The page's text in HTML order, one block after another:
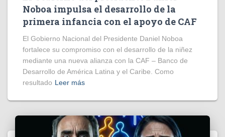
Noboa impulsa el desarrollo de la
primera infancia con el apoyo de CAF
El Gobierno Nacional del Presidente Daniel Noboa
fortalece su compromiso con el desarrollo de la niñez
mediante una nueva alianza con la CAF – Banco de
Desarrollo de América Latina y el Caribe. Como
resultado Leer más